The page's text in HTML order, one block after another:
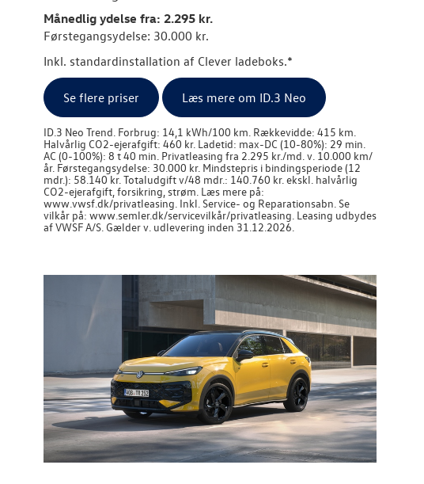
Månedlig ydelse fra: 2.295 kr.
Førstegangsydelse: 30.000 kr.
Inkl. standardinstallation af Clever ladeboks.*
Se flere priser Læs mere om ID.3 Neo
ID.3 Neo Trend. Forbrug: 14,1 kWh/100 km. Rækkevidde: 415 km.
Halvårlig CO2-ejerafgift: 460 kr. Ladetid: max-DC (10-80%): 29 min.
AC (0-100%): 8 t 40 min. Privatleasing fra 2.295 kr./md. v. 10.000 km/
år. Førstegangsydelse: 30.000 kr. Mindstepris i bindingsperiode (12
mdr.): 58.140 kr. Totaludgift v/48 mdr.: 140.760 kr. ekskl. halvårlig
CO2-ejerafgift, forsikring, strøm. Læs mere på:
www.vwsf.dk/privatleasing. Inkl. Service- og Reparationsabn. Se
vilkår på: www.semler.dk/servicevilkår/privatleasing. Leasing udbydes
af VWSF A/S. Gælder v. udlevering inden 31.12.2026.